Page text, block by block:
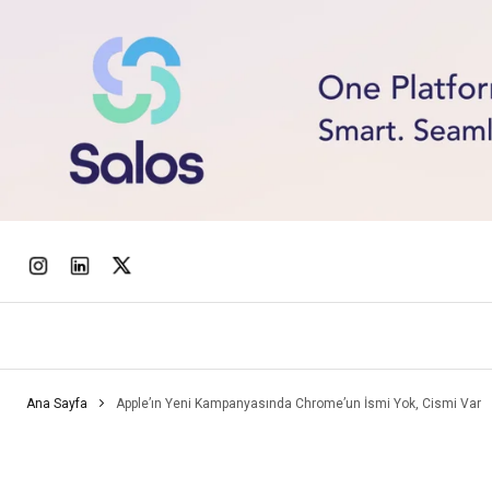
Ana Sayfa Apple’ın Yeni Kampanyasında Chrome’un İsmi Yok, Cismi Var